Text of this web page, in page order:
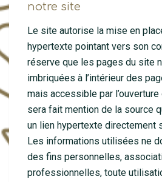
notre site
Le site autorise la mise en
hypertexte pointant vers son
réserve que les pages du site
imbriquées à l’intérieur des
mais accessible par l’ouverture
sera fait mention de la source
un lien hypertexte directement
Les informations utilisées ne
des fins personnelles,
professionnelles, toute